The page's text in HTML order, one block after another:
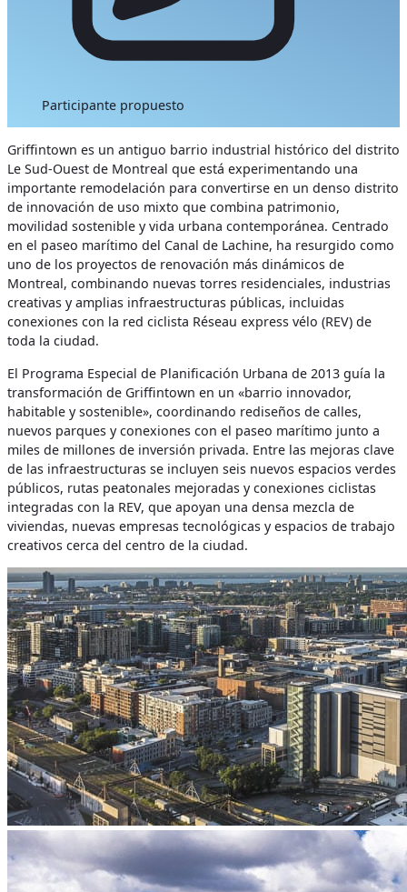
Participante propuesto
Griffintown es un antiguo barrio industrial histórico del distrito
Le Sud-Ouest de Montreal que está experimentando una
importante remodelación para convertirse en un denso distrito
de innovación de uso mixto que combina patrimonio,
movilidad sostenible y vida urbana contemporánea. Centrado
en el paseo marítimo del Canal de Lachine, ha resurgido como
uno de los proyectos de renovación más dinámicos de
Montreal, combinando nuevas torres residenciales, industrias
creativas y amplias infraestructuras públicas, incluidas
conexiones con la red ciclista Réseau express vélo (REV) de
toda la ciudad.
El Programa Especial de Planificación Urbana de 2013 guía la
transformación de Griffintown en un «barrio innovador,
habitable y sostenible», coordinando rediseños de calles,
nuevos parques y conexiones con el paseo marítimo junto a
miles de millones de inversión privada. Entre las mejoras clave
de las infraestructuras se incluyen seis nuevos espacios verdes
públicos, rutas peatonales mejoradas y conexiones ciclistas
integradas con la REV, que apoyan una densa mezcla de
viviendas, nuevas empresas tecnológicas y espacios de trabajo
creativos cerca del centro de la ciudad.